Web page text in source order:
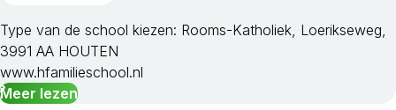
Type van de school kiezen: Rooms-Katholiek, Loerikseweg,
3991 AA HOUTEN
www.hfamilieschool.nl
Meer lezen